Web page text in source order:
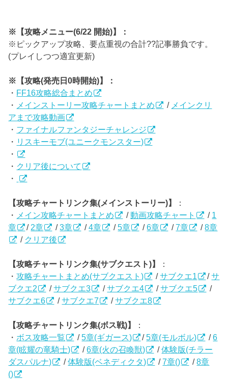
※【攻略メニュー(6/22 開始)】：
※ピックアップ攻略、要点重視の合計??記事勝負です。
(プレイしつつ適宜更新)
※【攻略(発売日0時開始)】：
・ FF16攻略総合まとめ
・ メインストーリー攻略チャートまとめ / メインクリ
アまで攻略動画
・ ファイナルファンタジーチャレンジ
・ リスキーモブ(ユニークモンスター)
・
・ クリア後について
・
【攻略チャートリンク集(メインストーリー)】
：
・ メイン攻略チャートまとめ /動画攻略チャート / 1
章
/ 2章 /3章 /4章 /5章 /6章 /7章 /8章
/ クリア後
【攻略チャートリンク集(サブクエスト)】
：
・攻略チャートまとめ(サブクエスト) /サブクエ1 /サ
ブクエ2
/サブクエ3 /サブクエ4 /サブクエ5
/
サブクエ6
/サブクエ7 /サブクエ8
【攻略チャートリンク集(ボス戦)】
：
・ ボス攻略一覧 /5章(ギガース) /5章(モルボル) /6
章(眩耀の竜騎士)
/6章(火の召喚獣) /体験版(チラー
ダスパルナ)
/体験版(ベネディクタ) /7章() /8章
()